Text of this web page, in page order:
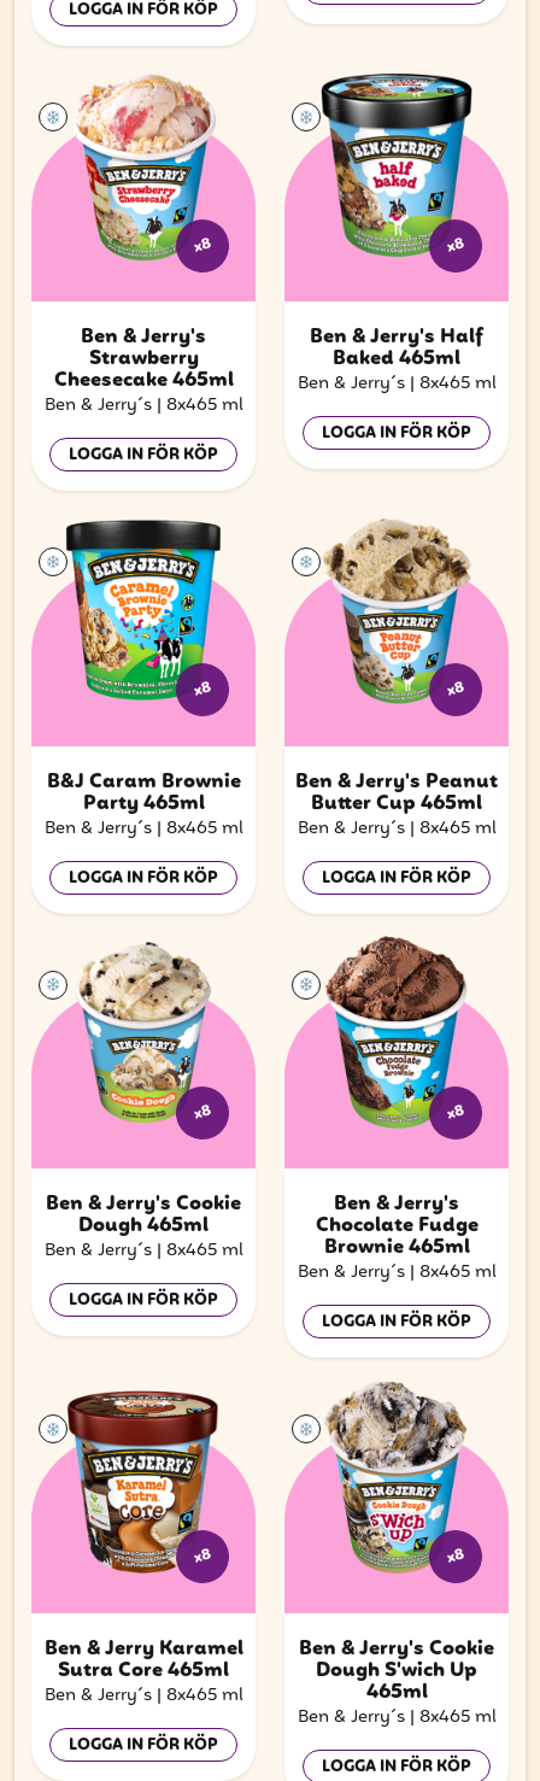
LOGGA IN FÖR KÖP
x8
Ben & Jerry's
Strawberry
Cheesecake 465ml
Ben & Jerry´s | 8x465 ml
LOGGA IN FÖR KÖP
x8
Ben & Jerry's Half
Baked 465ml
Ben & Jerry´s | 8x465 ml
LOGGA IN FÖR KÖP
x8
B&J Caram Brownie
Party 465ml
Ben & Jerry´s | 8x465 ml
LOGGA IN FÖR KÖP
x8
Ben & Jerry's Peanut
Butter Cup 465ml
Ben & Jerry´s | 8x465 ml
LOGGA IN FÖR KÖP
x8
Ben & Jerry's Cookie
Dough 465ml
Ben & Jerry´s | 8x465 ml
LOGGA IN FÖR KÖP
x8
Ben & Jerry's
Chocolate Fudge
Brownie 465ml
Ben & Jerry´s | 8x465 ml
LOGGA IN FÖR KÖP
x8
Ben & Jerry Karamel
Sutra Core 465ml
Ben & Jerry´s | 8x465 ml
LOGGA IN FÖR KÖP
x8
Ben & Jerry's Cookie
Dough S'wich Up
465ml
Ben & Jerry´s | 8x465 ml
LOGGA IN FÖR KÖP